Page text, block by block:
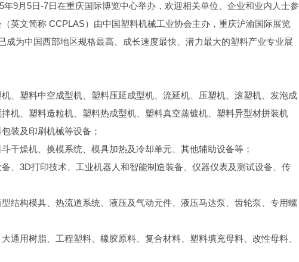
9月5日-7日在重庆国际博览中心举办，欢迎相关单位、企业和业内人士参
英文简称 CCPLAS）由中国塑料机械工业协会主办，重庆沪渝国际展览
为中国西部地区规格最高、成长速度最快、潜力最大的塑料产业专业展
、塑料中空成型机、塑料压延成型机、流延机、压塑机、滚塑机、发泡成
机、塑料造粒机、塑料热成型机、塑料真空蒸镀机、塑料异型材拼装机
装及印刷机械等设备；
干燥机、换模系统、模具加热及冷却单元、其他辅助设备等；
、3D打印技术、工业机器人和智能制造装备、仪器仪表及测试设备、传
结构模具、热流道系统、液压及气动元件、液压马达泵、齿轮泵、专用螺
用树脂、工程塑料、橡胶原料、复合材料、塑料填充母料、改性母料、